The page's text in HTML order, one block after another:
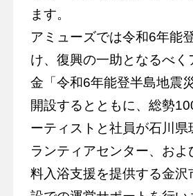
ます。
アミューズでは令和6年能
け、復興の一助となるべく
金「令和6年能登半島地震
開設するとともに、総勢
ーティストと社員が石川県
ランティアセンター、およ
料入浴支援を提供する金沢